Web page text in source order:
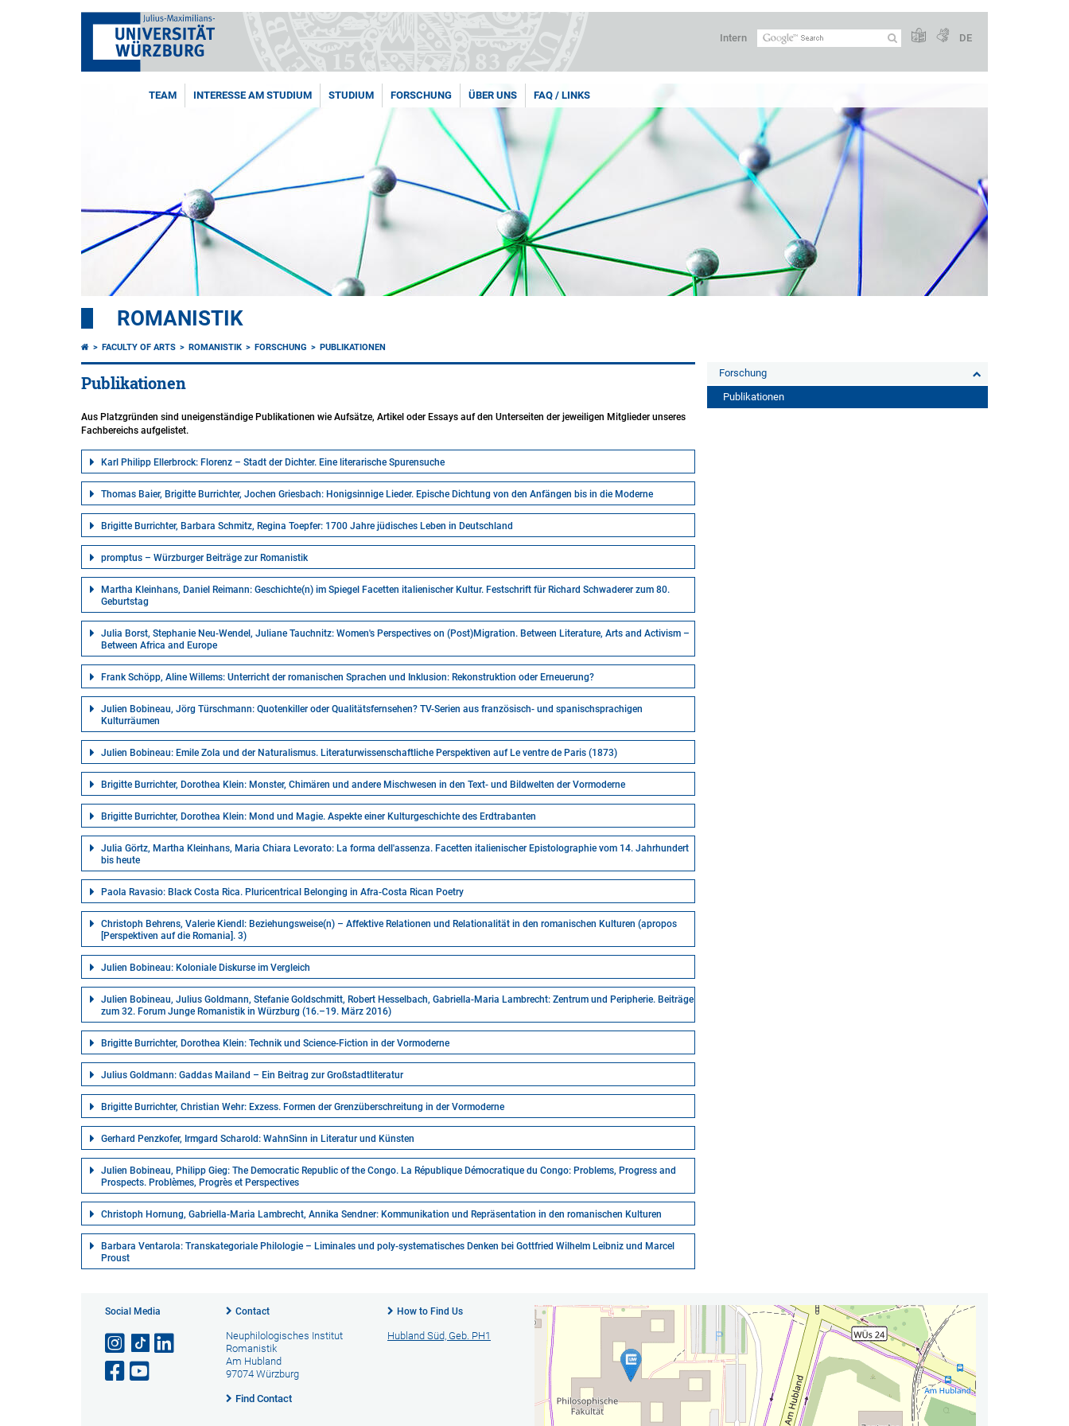
Intern DE
TEAM INTERESSE AM STUDIUM STUDIUM FORSCHUNG ÜBER UNS FAQ / LINKS
ROMANISTIK
FACULTY OF ARTS ROMANISTIK FORSCHUNG PUBLIKATIONEN
Publikationen
Aus Platzgründen sind uneigenständige Publikationen wie Aufsätze, Artikel oder Essays auf den Unterseiten der jeweiligen Mitglieder unseres
Fachbereichs aufgelistet.
Karl Philipp Ellerbrock: Florenz – Stadt der Dichter. Eine literarische Spurensuche
Thomas Baier, Brigitte Burrichter, Jochen Griesbach: Honigsinnige Lieder. Epische Dichtung von den Anfängen bis in die Moderne
Brigitte Burrichter, Barbara Schmitz, Regina Toepfer: 1700 Jahre jüdisches Leben in Deutschland
promptus – Würzburger Beiträge zur Romanistik
Martha Kleinhans, Daniel Reimann: Geschichte(n) im Spiegel Facetten italienischer Kultur. Festschrift für Richard Schwaderer zum 80.
Geburtstag
Julia Borst, Stephanie Neu-Wendel, Juliane Tauchnitz: Women's Perspectives on (Post)Migration. Between Literature, Arts and Activism –
Between Africa and Europe
Frank Schöpp, Aline Willems: Unterricht der romanischen Sprachen und Inklusion: Rekonstruktion oder Erneuerung?
Julien Bobineau, Jörg Türschmann: Quotenkiller oder Qualitätsfernsehen? TV-Serien aus französisch- und spanischsprachigen
Kulturräumen
Julien Bobineau: Emile Zola und der Naturalismus. Literaturwissenschaftliche Perspektiven auf Le ventre de Paris (1873)
Brigitte Burrichter, Dorothea Klein: Monster, Chimären und andere Mischwesen in den Text- und Bildwelten der Vormoderne
Brigitte Burrichter, Dorothea Klein: Mond und Magie. Aspekte einer Kulturgeschichte des Erdtrabanten
Julia Görtz, Martha Kleinhans, Maria Chiara Levorato: La forma dell'assenza. Facetten italienischer Epistolographie vom 14. Jahrhundert
bis heute
Paola Ravasio: Black Costa Rica. Pluricentrical Belonging in Afra-Costa Rican Poetry
Christoph Behrens, Valerie Kiendl: Beziehungsweise(n) – Affektive Relationen und Relationalität in den romanischen Kulturen (apropos
[Perspektiven auf die Romania]. 3)
Julien Bobineau: Koloniale Diskurse im Vergleich
Julien Bobineau, Julius Goldmann, Stefanie Goldschmitt, Robert Hesselbach, Gabriella-Maria Lambrecht: Zentrum und Peripherie. Beiträge
zum 32. Forum Junge Romanistik in Würzburg (16.–19. März 2016)
Brigitte Burrichter, Dorothea Klein: Technik und Science-Fiction in der Vormoderne
Julius Goldmann: Gaddas Mailand – Ein Beitrag zur Großstadtliteratur
Brigitte Burrichter, Christian Wehr: Exzess. Formen der Grenzüberschreitung in der Vormoderne
Gerhard Penzkofer, Irmgard Scharold: WahnSinn in Literatur und Künsten
Julien Bobineau, Philipp Gieg: The Democratic Republic of the Congo. La République Démocratique du Congo: Problems, Progress and
Prospects. Problèmes, Progrès et Perspectives
Christoph Hornung, Gabriella-Maria Lambrecht, Annika Sendner: Kommunikation und Repräsentation in den romanischen Kulturen
Barbara Ventarola: Transkategoriale Philologie – Liminales und poly-systematisches Denken bei Gottfried Wilhelm Leibniz und Marcel
Proust
Forschung
Publikationen
Social Media Contact
Neuphilologisches Institut
Romanistik
Am Hubland
97074 Würzburg
Find Contact
How to Find Us
Hubland Süd, Geb. PH1